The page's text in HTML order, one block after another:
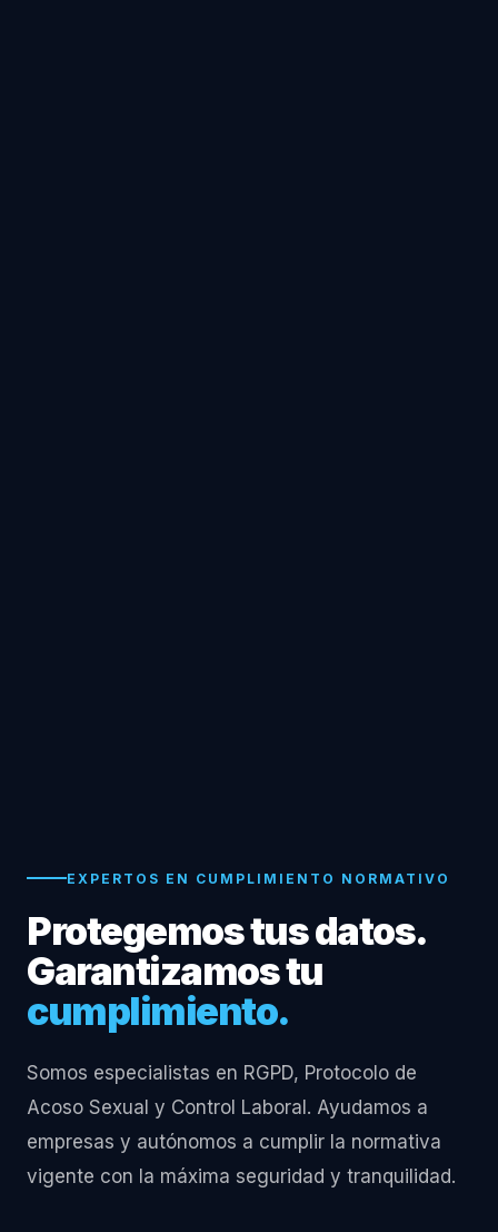
EXPERTOS EN CUMPLIMIENTO NORMATIVO
Protegemos tus datos.
Garantizamos tu
cumplimiento.
Somos especialistas en RGPD, Protocolo de
Acoso Sexual y Control Laboral. Ayudamos a
empresas y autónomos a cumplir la normativa
vigente con la máxima seguridad y tranquilidad.